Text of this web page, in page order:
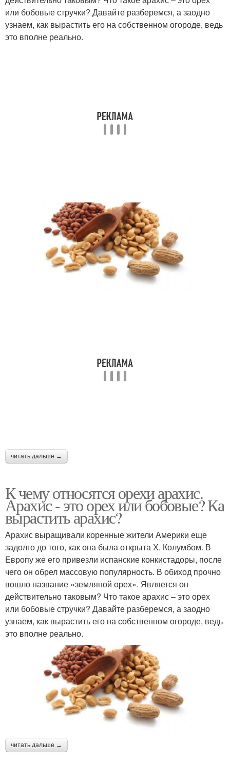
или бобовые стручки? Давайте разберемся, а заодно
узнаем, как вырастить его на собственном огороде, ведь
это вполне реально.
читать дальше →
К чему относятся орехи арахис.
Арахис - это орех или бобовые? Ка
вырастить арахис?
Арахис выращивали коренные жители Америки еще
задолго до того, как она была открыта Х. Колумбом. В
Европу же его привезли испанские конкистадоры, после
чего он обрел массовую популярность. В обиход прочно
вошло название «земляной орех». Является он
действительно таковым? Что такое арахис – это орех
или бобовые стручки? Давайте разберемся, а заодно
узнаем, как вырастить его на собственном огороде, ведь
это вполне реально.
читать дальше →